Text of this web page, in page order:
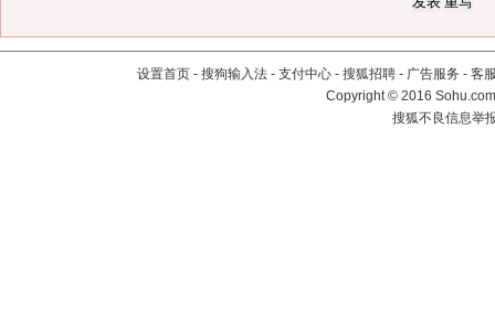
设置首页 - 搜狗输入法 - 支付中心 - 搜狐招聘 - 广告服务 - 客
Copyright©2016
搜狐不良信息举